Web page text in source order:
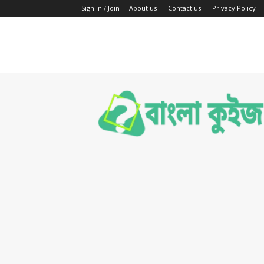
Sign in / Join About us Contact us Privacy Policy
Bengali
Quiz